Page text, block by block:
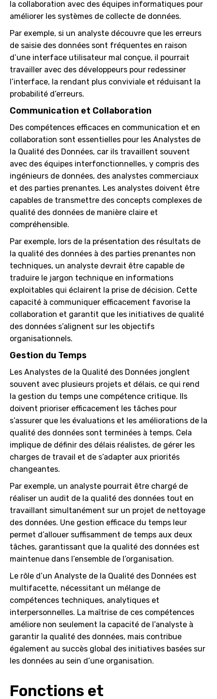
la collaboration avec des équipes informatiques pour
améliorer les systèmes de collecte de données.
Par exemple, si un analyste découvre que les erreurs
de saisie des données sont fréquentes en raison
d’une interface utilisateur mal conçue, il pourrait
travailler avec des développeurs pour redessiner
l’interface, la rendant plus conviviale et réduisant la
probabilité d’erreurs.
Communication et Collaboration
Des compétences efficaces en communication et en
collaboration sont essentielles pour les Analystes de
la Qualité des Données, car ils travaillent souvent
avec des équipes interfonctionnelles, y compris des
ingénieurs de données, des analystes commerciaux
et des parties prenantes. Les analystes doivent être
capables de transmettre des concepts complexes de
qualité des données de manière claire et
compréhensible.
Par exemple, lors de la présentation des résultats de
la qualité des données à des parties prenantes non
techniques, un analyste devrait être capable de
traduire le jargon technique en informations
exploitables qui éclairent la prise de décision. Cette
capacité à communiquer efficacement favorise la
collaboration et garantit que les initiatives de qualité
des données s’alignent sur les objectifs
organisationnels.
Gestion du Temps
Les Analystes de la Qualité des Données jonglent
souvent avec plusieurs projets et délais, ce qui rend
la gestion du temps une compétence critique. Ils
doivent prioriser efficacement les tâches pour
s’assurer que les évaluations et les améliorations de la
qualité des données sont terminées à temps. Cela
implique de définir des délais réalistes, de gérer les
charges de travail et de s’adapter aux priorités
changeantes.
Par exemple, un analyste pourrait être chargé de
réaliser un audit de la qualité des données tout en
travaillant simultanément sur un projet de nettoyage
des données. Une gestion efficace du temps leur
permet d’allouer suffisamment de temps aux deux
tâches, garantissant que la qualité des données est
maintenue dans l’ensemble de l’organisation.
Le rôle d’un Analyste de la Qualité des Données est
multifacette, nécessitant un mélange de
compétences techniques, analytiques et
interpersonnelles. La maîtrise de ces compétences
améliore non seulement la capacité de l’analyste à
garantir la qualité des données, mais contribue
également au succès global des initiatives basées sur
les données au sein d’une organisation.
Fonctions et